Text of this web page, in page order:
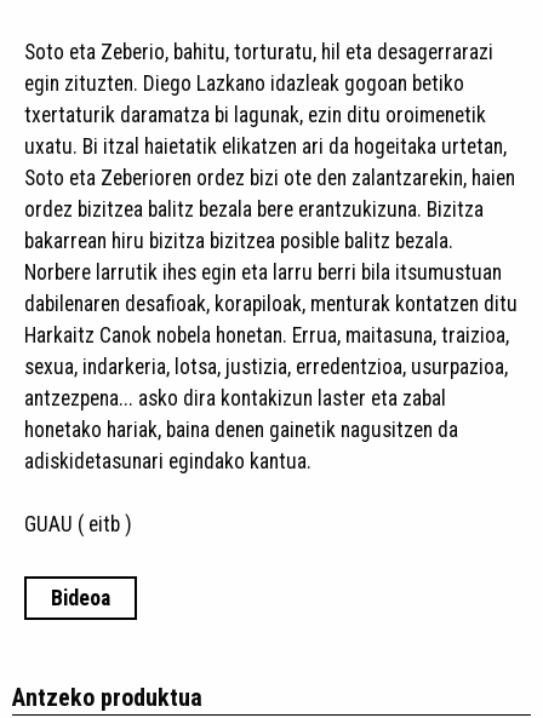
Soto eta Zeberio, bahitu, torturatu, hil eta desagerrarazi
egin zituzten. Diego Lazkano idazleak gogoan betiko
txertaturik daramatza bi lagunak, ezin ditu oroimenetik
uxatu. Bi itzal haietatik elikatzen ari da hogeitaka urtetan,
Soto eta Zeberioren ordez bizi ote den zalantzarekin, haien
ordez bizitzea balitz bezala bere erantzukizuna. Bizitza
bakarrean hiru bizitza bizitzea posible balitz bezala.
Norbere larrutik ihes egin eta larru berri bila itsumustuan
dabilenaren desafioak, korapiloak, menturak kontatzen ditu
Harkaitz Canok nobela honetan. Errua, maitasuna, traizioa,
sexua, indarkeria, lotsa, justizia, erredentzioa, usurpazioa,
antzezpena... asko dira kontakizun laster eta zabal
honetako hariak, baina denen gainetik nagusitzen da
adiskidetasunari egindako kantua. ​
GUAU ( eitb )
Bideoa
Antzeko produktua